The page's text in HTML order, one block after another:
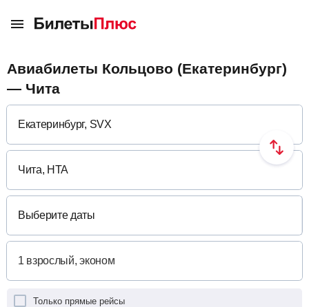
Авиабилеты Кольцово (Екатеринбург)
— Чита
Выберите даты
Только прямые рейсы